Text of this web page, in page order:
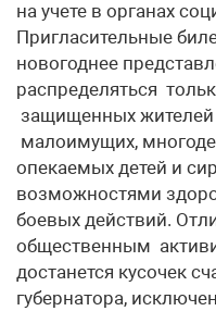
на учете в органах
Пригласительные
новогоднее
распределяться
защищенных жителей
малоимущих,
опекаемых детей и
возможностями
боевых действий.
общественным
достанется кусочек
губернатора,